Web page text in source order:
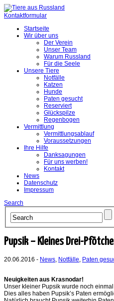
Kontaktformular
Startseite
Wir über uns
Der Verein
Unser Team
Warum Russland
Für die Seele
Unsere Tiere
Notfälle
Katzen
Hunde
Paten gesucht
Reserviert
Glückspilze
Regenbogen
Vermittlung
Vermittlungsablauf
Voraussetzungen
Ihre Hilfe
Danksagungen
Für uns werben!
Kontakt
News
Datenschutz
Impressum
Search
Pupsik – Kleines Drei-
20.06.2016 - News, Notfälle, Paten
Neuigkeiten aus Krasnodar!
Unser kleiner Pupsik wurde noch
Dies alles haben Pupsik’s Paten